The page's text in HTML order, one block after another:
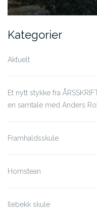
Kategorier
Aktuelt
Et nytt stykke fra
en samtale med Anders
Framhaldsskule
Homstean
Ilebekk skule